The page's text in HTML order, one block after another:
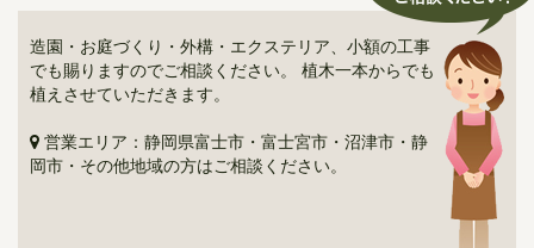
造園・お庭づくり・外構・エクステリア、小額の工事
でも賜りますのでご相談ください。 植木一本からでも
植えさせていただきます。
営業エリア：静岡県富士市・富士宮市・沼津市・静
岡市・その他地域の方はご相談ください。